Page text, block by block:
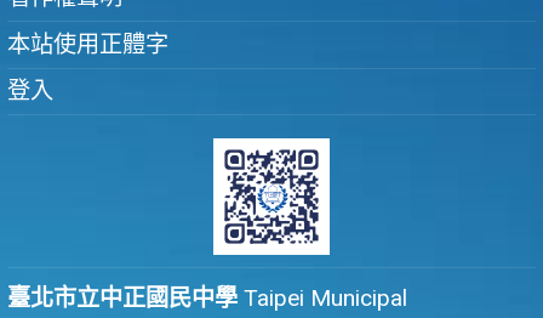
本站使用正體字
登入
臺北市立中正國民中學 Taipei Municipal